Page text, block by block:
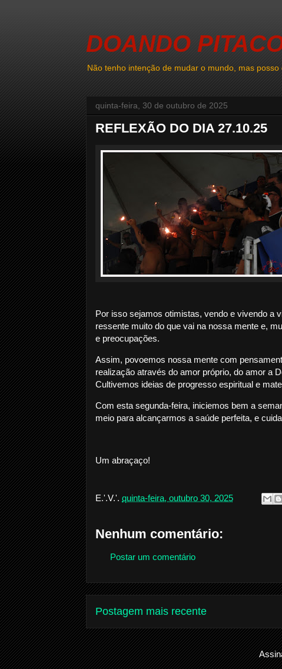
DOANDO
Não tenho intenção de mudar o mundo, mas
quinta-feira, 30 de outubro de 2025
REFLEXÃO DO DIA 27.10.25
Por isso sejamos otimistas, vendo e vivendo a
ressente muito do que vai na nossa mente e,
e preocupações.
Assim, povoemos nossa mente com
realização através do amor próprio, do amor a
Cultivemos ideias de progresso espiritual e
Com esta segunda-feira, iniciemos bem a
meio para alcançarmos a saúde perfeita, e
Um abraçaço!
E.'.V.'. quinta-feira, outubro 30, 2025
Nenhum comentário:
Postar um comentário
Postagem mais recente